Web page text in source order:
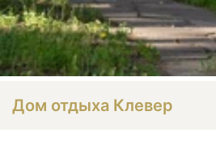
Дом отдыха Клевер